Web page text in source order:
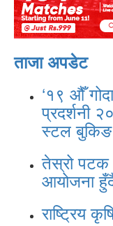
ताजा अपडेट
‘१९ औँ
प्रदर्शनी
स्टल
तेस्रो पटक
आयोजना
राष्ट्रिय